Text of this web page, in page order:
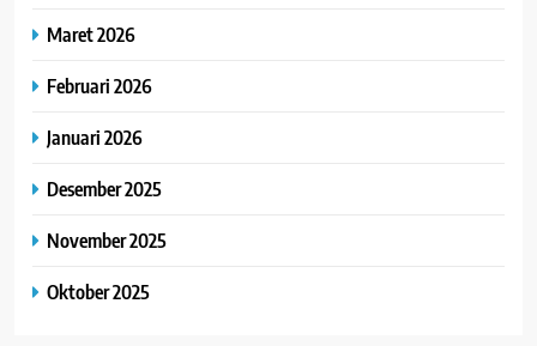
Maret 2026
Februari 2026
Januari 2026
Desember 2025
November 2025
Oktober 2025